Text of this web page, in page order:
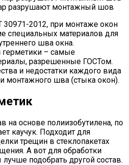
разрушают монтажный шов
30971-2012, при монтаже окон
специальных материалов для
шва окна.
– самые
разрешенные ГОСТом.
и недостатки каждого вида
монтажного шва (стыка окон).
на основе полиизобутилена, по
каучук. Подходит для
трещин в стеклопакетах
А вот для обработки
подобрать другой состав.